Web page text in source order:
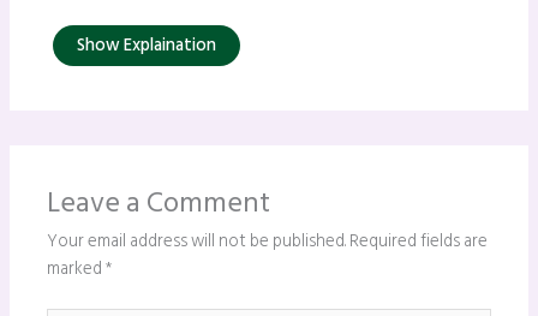
Show Explaination
Leave a Comment
Your email address will not be published.Required fields are
marked*